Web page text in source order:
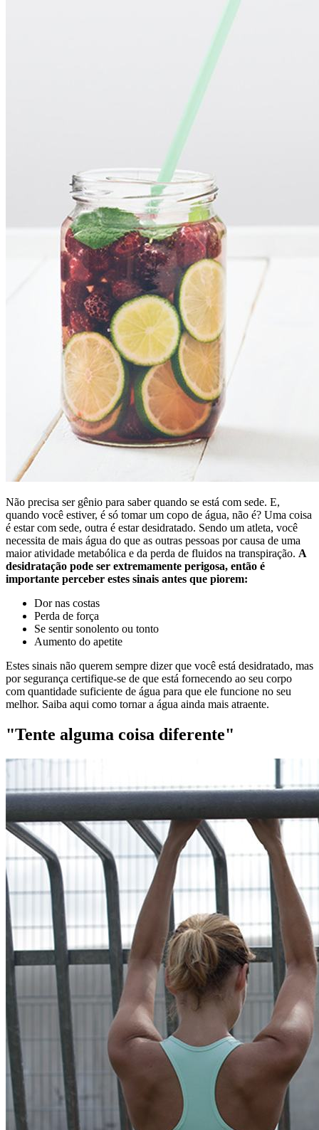
Não precisa ser gênio para saber quando se está com sede. E,
quando você estiver, é só tomar um copo de água, não é? Uma coisa
é estar com sede, outra é estar desidratado. Sendo um atleta, você
necessita de mais água do que as outras pessoas por causa de uma
maior atividade metabólica e da perda de fluidos na transpiração. A
desidratação pode ser extremamente perigosa, então é
importante perceber estes sinais antes que piorem:
Dor nas costas
Perda de força
Se sentir sonolento ou tonto
Aumento do apetite
Estes sinais não querem sempre dizer que você está desidratado, mas
por segurança certifique-se de que está fornecendo ao seu corpo
com quantidade suficiente de água para que ele funcione no seu
melhor. Saiba aqui como tornar a água ainda mais atraente.
"Tente alguma coisa diferente"